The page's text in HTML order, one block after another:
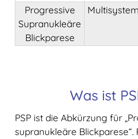
Progressive
Supranukleäre
Blickparese
Was ist
PSP ist die Abkürzung für
supranukleäre Blickparese“.